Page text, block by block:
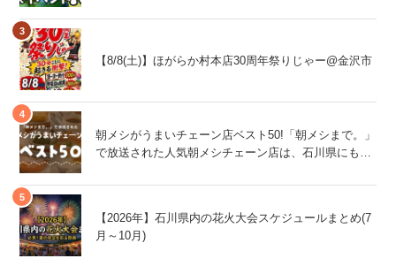
【8/8(土)】ほがらか村本店30周年祭りじゃー@金沢市
朝メシがうまいチェーン店ベスト50!「朝メシまで。」
で放送された人気朝メシチェーン店は、石川県にもあ
【2026年】石川県内の花火大会スケジュールまとめ(7
月～10月)